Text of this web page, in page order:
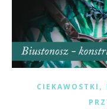
CIEKAWOSTKI ,